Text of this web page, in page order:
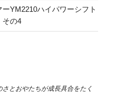
YM2210ハイパワーシフト
その4
とおやたちが成長具合をたく